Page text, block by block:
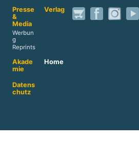
Presse
&
Media
Werbun
g
Reprints
Verlag
Akade
mie
Home
Datens
chutz